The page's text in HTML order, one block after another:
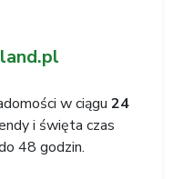
w ciągu 24
i święta czas
48 godzin.